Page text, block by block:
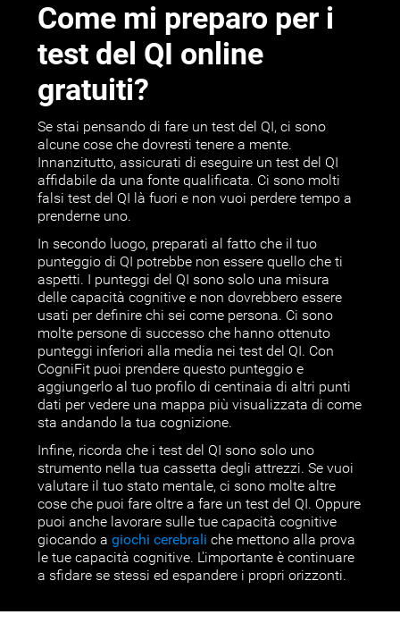
Come mi preparo per i
test del QI online
gratuiti?
Se stai pensando di fare un test del QI, ci sono
alcune cose che dovresti tenere a mente.
Innanzitutto, assicurati di eseguire un test del QI
affidabile da una fonte qualificata. Ci sono molti
falsi test del QI là fuori e non vuoi perdere tempo a
prenderne uno.
In secondo luogo, preparati al fatto che il tuo
punteggio di QI potrebbe non essere quello che ti
aspetti. I punteggi del QI sono solo una misura
delle capacità cognitive e non dovrebbero essere
usati per definire chi sei come persona. Ci sono
molte persone di successo che hanno ottenuto
punteggi inferiori alla media nei test del QI. Con
CogniFit puoi prendere questo punteggio e
aggiungerlo al tuo profilo di centinaia di altri punti
dati per vedere una mappa più visualizzata di come
sta andando la tua cognizione.
Infine, ricorda che i test del QI sono solo uno
strumento nella tua cassetta degli attrezzi. Se vuoi
valutare il tuo stato mentale, ci sono molte altre
cose che puoi fare oltre a fare un test del QI. Oppure
puoi anche lavorare sulle tue capacità cognitive
giocando agiochi cerebrali che mettono alla prova
le tue capacità cognitive. L'importante è continuare
a sfidare se stessi ed espandere i propri orizzonti.